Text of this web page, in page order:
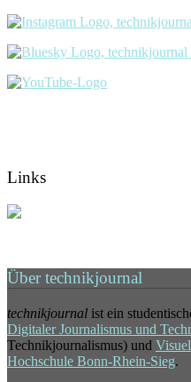
Links
Über technikjournal
technikjournal ist ein
Digitaler Journalismus und
Technikjournalismus) und
Hochschule Bonn-Rhein-Sieg.